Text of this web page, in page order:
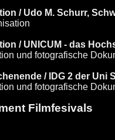
/ Udo M. Schurr,
/ UNICUM - das
und fotografische
/ IDG 2 der Uni
und fotografische
Filmfesivals